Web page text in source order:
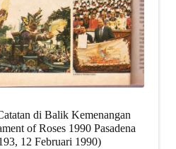
di Balik Kemenangan
of Roses 1990 Pasadena
12 Februari 1990)